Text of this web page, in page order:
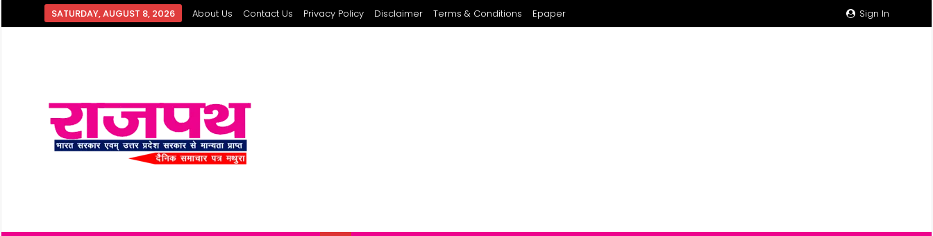
Sign In
SATURDAY, AUGUST 8, 2026 About Us Contact Us Privacy Policy Disclaimer Terms & Conditions Epaper